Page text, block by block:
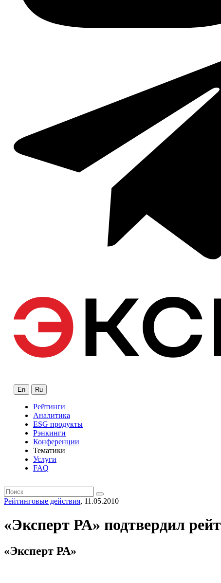
En Ru
Рейтинги
Аналитика
ESG продукты
Рэнкинги
Конференции
Тематики
Услуги
FAQ
Рейтинговые действия, 11.05.2010
«Эксперт РА» подтвердил
«Эксперт РА»